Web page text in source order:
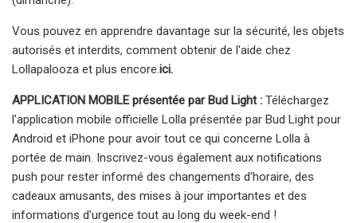
Vous pouvez en apprendre davantage sur la sécurité, les objets
autorisés et interdits, comment obtenir de l'aide chez
Lollapalooza et plus encore.ici.
APPLICATION MOBILE présentée par Bud Light : Téléchargez
l'application mobile officielle Lolla présentée par Bud Light pour
Android et iPhone pour avoir tout ce qui concerne Lolla à
portée de main. Inscrivez-vous également aux notifications
push pour rester informé des changements d'horaire, des
cadeaux amusants, des mises à jour importantes et des
informations d'urgence tout au long du week-end !